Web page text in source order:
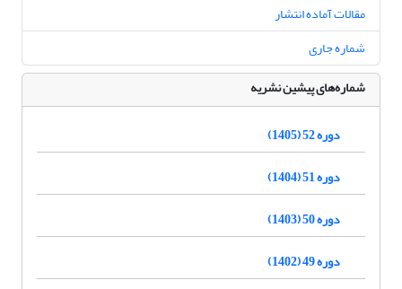
مقالات آماده انتشار
شماره جاری
شماره‌های پیشین نشریه
دوره 52 (1405)
دوره 51 (1404)
دوره 50 (1403)
دوره 49 (1402)